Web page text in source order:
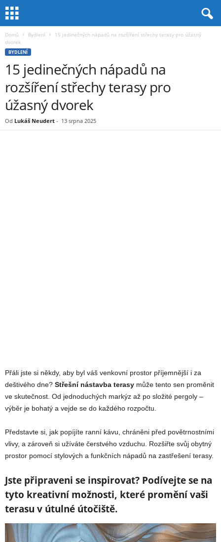
Domů Bydlení
15 jedinečných nápadů na rozšíření střechy terasy pro úžasný
dvorek
BYDLENÍ
15 jedinečných nápadů na
rozšíření střechy terasy pro
úžasný dvorek
Od Lukáš Neudert - 13 srpna 2025
Přáli jste si někdy, aby byl váš venkovní prostor příjemnější i za
deštivého dne? Střešní nástavba terasy může tento sen proměnit
ve skutečnost. Od jednoduchých markýz až po složité pergoly –
výběr je bohatý a vejde se do každého rozpočtu.
Představte si, jak popíjíte ranní kávu, chráněni před povětrnostními
vlivy, a zároveň si užíváte čerstvého vzduchu. Rozšiřte svůj obytný
prostor pomocí stylových a funkčních nápadů na zastřešení terasy.
Jste připraveni se inspirovat? Podívejte se na
tyto kreativní možnosti, které promění vaši
terasu v útulné útočiště.